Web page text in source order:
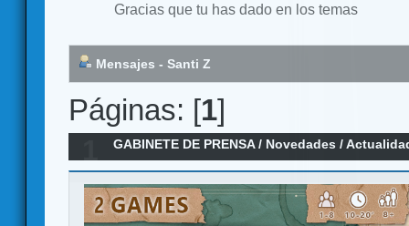
Gracias que tu has dado en los temas
Mensajes - Santi Z
Páginas: [1]
GABINETE DE PRENSA/ Novedades /
GODS: Cthulhu y TOWER OF GODS: Olympus